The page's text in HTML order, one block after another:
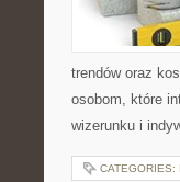
trendów oraz
osobom, które
wizerunku i
CATEGORIES: